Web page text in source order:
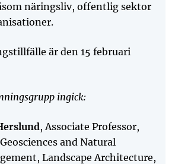
näringsliv, offentlig sektor
är den 15 februari
ingick:
, Associate Professor,
and Natural
Landscape Architecture,